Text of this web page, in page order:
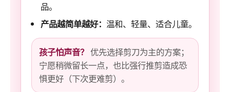
品。
产品越简单越好： 温和、轻量、适合儿童。
孩子怕声音？ 优先选择剪刀为主的方案；
宁愿稍微留长一点，也比强行推剪造成恐
惧更好（下次更难剪）。